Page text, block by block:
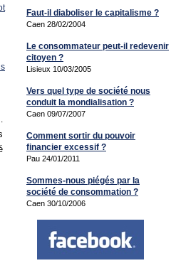
Faut-il diaboliser le capitalisme ?
Caen 28/02/2004
Le consommateur peut-il redevenir
citoyen ?
Lisieux 10/03/2005
Vers quel type de société nous
conduit la mondialisation ?
Caen 09/07/2007
Comment sortir du pouvoir
financier excessif ?
Pau 24/01/2011
Sommes-nous piégés par la
société de consommation ?
Caen 30/10/2006